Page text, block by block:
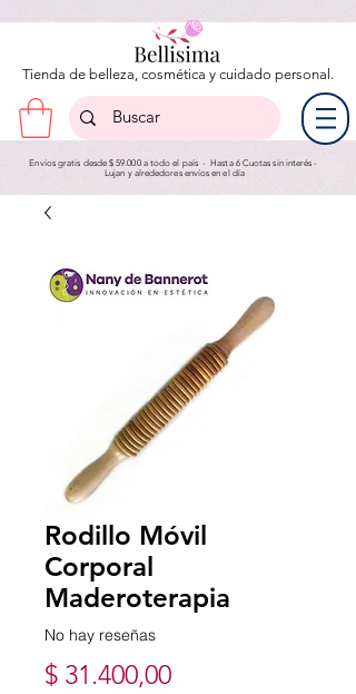
Tienda de belleza, cosmética y cuidado personal.
Envíos gratis desde $ 59.000 a todo el país - Hasta 6 Cuotas sin interés -
Lujan y alrededores envíos en el día
Rodillo Móvil
Corporal
Maderoterapia
No hay reseñas
$ 31.400,00Precio